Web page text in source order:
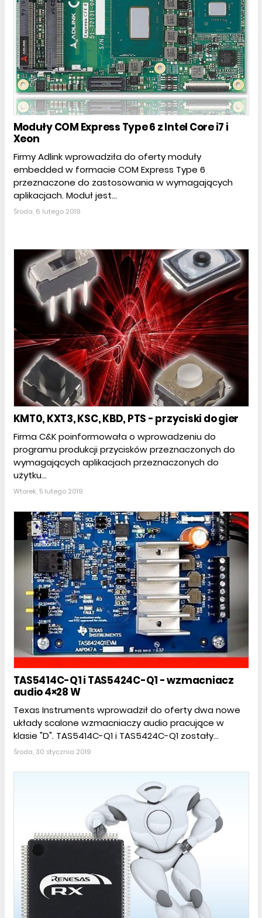
Moduły COM Express Type 6 z Intel Core i7 i
Xeon
Firmy Adlink wprowadziła do oferty moduły
embedded w formacie COM Express Type 6
przeznaczone do zastosowania w wymagających
aplikacjach. Moduł jest...
Środa, 6 lutego 2019
KMT0, KXT3, KSC, KBD, PTS - przyciski do gier
Firma C&K poinformowała o wprowadzeniu do
programu produkcji przycisków przeznaczonych do
wymagających aplikacjach przeznaczonych do
użytku...
Wtorek, 5 lutego 2019
TAS5414C-Q1 i TAS5424C-Q1 - wzmacniacz
audio 4×28 W
Texas Instruments wprowadził do oferty dwa nowe
układy scalone wzmacniaczy audio pracujące w
klasie "D". TAS5414C-Q1 i TAS5424C-Q1 zostały...
Środa, 30 stycznia 2019